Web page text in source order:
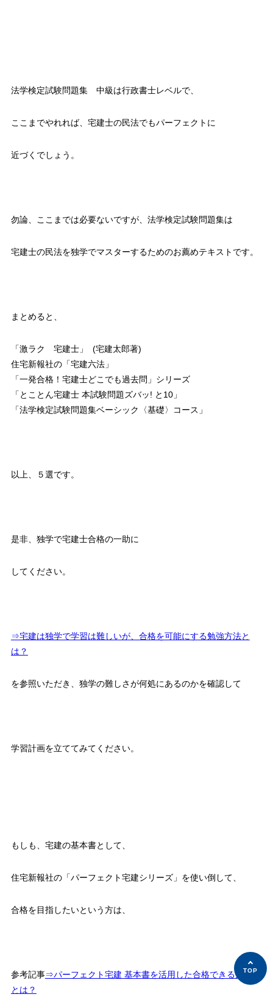
法学検定試験問題集 中級は行政書士レベルで、
ここまでやれれば、宅建士の民法でもパーフェクトに
近づくでしょう。
勿論、ここまでは必要ないですが、法学検定試験問題集は
宅建士の民法を独学でマスターするためのお薦めテキストです。
まとめると、
「激ラク 宅建士」 (宅建太郎著)
住宅新報社の「宅建六法」
「一発合格！宅建士どこでも過去問」シリーズ
「とことん宅建士 本試験問題ズバッ! と10」
「法学検定試験問題集ベーシック〈基礎〉コース」
以上、５選です。
是非、独学で宅建士合格の一助に
してください。
⇒宅建は独学で学習は難しいが、合格を可能にする勉強方法と
は？
を参照いただき、独学の難しさが何処にあるのかを確認して
学習計画を立ててみてください。
もしも、宅建の基本書として、
住宅新報社の「パーフェクト宅建シリーズ」を使い倒して、
合格を目指したいという方は、
参考記事⇒パーフェクト宅建 基本書を活用した合格できる勉強法
とは？